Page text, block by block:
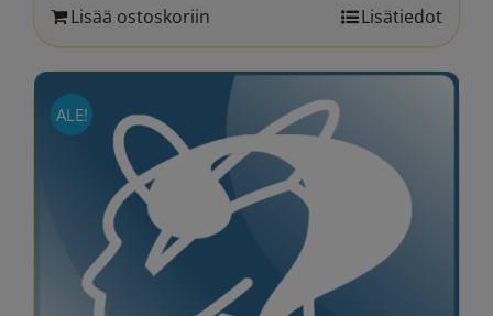
116.55 €.99.90 €.
Lisää ostoskoriin Lisätiedot
ALE!